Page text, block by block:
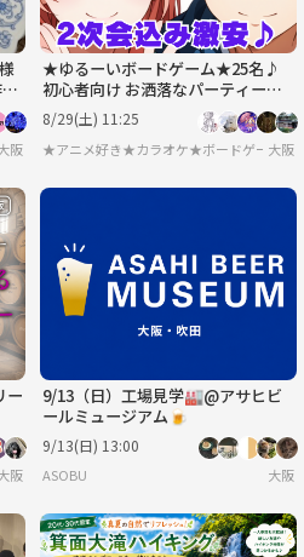
友達作り）
阪
★ゆるーいボードゲーム★25名♪
初心者向け お洒落なパーティース
ペースで♪2次会込み 8月29日土曜
日 🔰大歓迎
8/29(土) 11:25
★アニメ好き★カラオケ★ボードゲーム大阪
ー
ードゲーム/友達作り
阪
9/13（日）工場見学🏭@アサヒビ
ールミュージアム🍺
9/13(日) 13:00
ASOBU 大阪